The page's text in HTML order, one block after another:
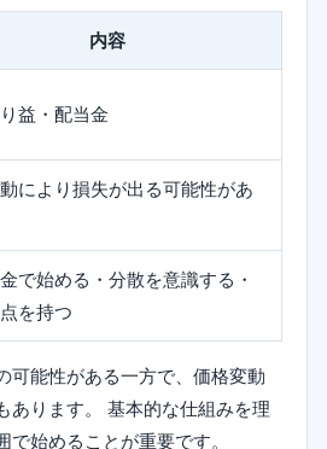
内容
益・配当金
により損失が出る可能性があ
で始める・分散を意識する・
を持つ
可能性がある一方で、価格変動
あります。 基本的な仕組みを理
始めることが重要です。